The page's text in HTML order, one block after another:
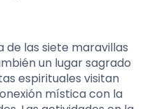
de las siete maravillas
un lugar sagrado
espirituales visitan
mística con la